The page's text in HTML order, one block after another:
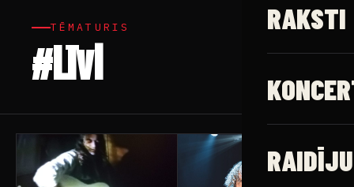
RAKSTI
TĒMATURIS
#Līvi